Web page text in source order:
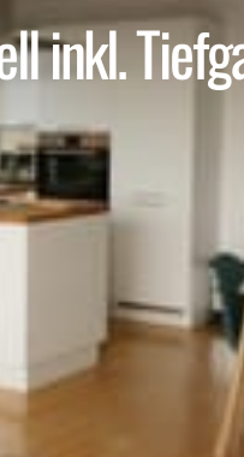
inkl.